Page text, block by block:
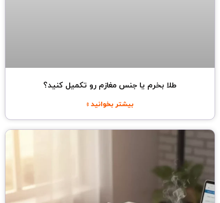
طلا بخرم یا جنس مغازم رو تکمیل کنید؟
بیشتر بخوانید »